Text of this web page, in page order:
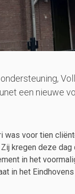
een nieuwe
was voor tien
kregen deze dag
in het
in het